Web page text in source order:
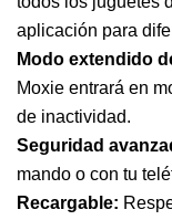
aplicación para
Modo extendido
Moxie entrará en
de inactividad.
Seguridad
mando o con tu
Recargable: